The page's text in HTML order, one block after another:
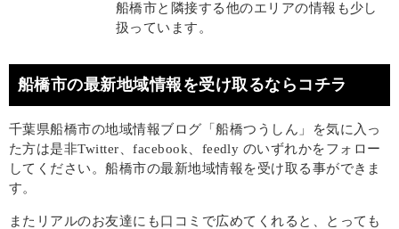
船橋市と隣接する他のエリアの情報も少し
扱っています。
船橋市の最新地域情報を受け取るならコチラ
千葉県船橋市の地域情報ブログ「船橋つうしん」を気に入っ
た方は是非Twitter、facebook、feedly のいずれかをフォロー
してください。船橋市の最新地域情報を受け取る事ができま
す。
またリアルのお友達にも口コミで広めてくれると、とっても